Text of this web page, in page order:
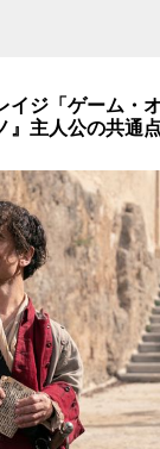
イジ「ゲーム・
』主人公の共通